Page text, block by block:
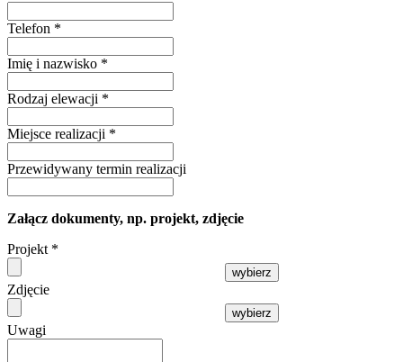
Telefon *
Imię i nazwisko *
Rodzaj elewacji *
Miejsce realizacji *
Przewidywany termin realizacji
Załącz dokumenty, np. projekt, zdjęcie
Projekt *
wybierz
Zdjęcie
wybierz
Uwagi